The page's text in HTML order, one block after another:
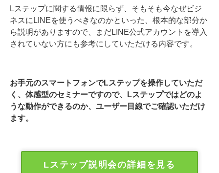
Lステップに関する情報に限らず、そもそも今なぜビジ
ネスにLINEを使うべきなのかといった、根本的な部分か
ら説明がありますので、まだLINE公式アカウントを導入
されていない方にも参考にしていただける内容です。
お手元のスマートフォンでLステップを操作していただ
く、体感型のセミナーですので、Lステップではどのよ
うな動作ができるのか、ユーザー目線でご確認いただけ
ます。
Lステップ説明会の詳細を見る